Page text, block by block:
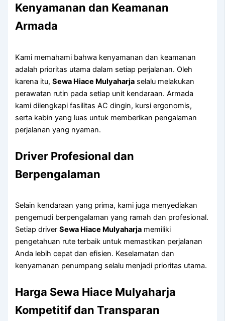
Kenyamanan dan Keamanan
Armada
Kami memahami bahwa kenyamanan dan keamanan
adalah prioritas utama dalam setiap perjalanan. Oleh
karena itu,Sewa Hiace Mulyaharja selalu melakukan
perawatan rutin pada setiap unit kendaraan. Armada
kami dilengkapi fasilitas AC dingin, kursi ergonomis,
serta kabin yang luas untuk memberikan pengalaman
perjalanan yang nyaman.
Driver Profesional dan
Berpengalaman
Selain kendaraan yang prima, kami juga menyediakan
pengemudi berpengalaman yang ramah dan profesional.
Setiap driverSewa Hiace Mulyaharja memiliki
pengetahuan rute terbaik untuk memastikan perjalanan
Anda lebih cepat dan efisien. Keselamatan dan
kenyamanan penumpang selalu menjadi prioritas utama.
Harga Sewa Hiace Mulyaharja
Kompetitif dan Transparan